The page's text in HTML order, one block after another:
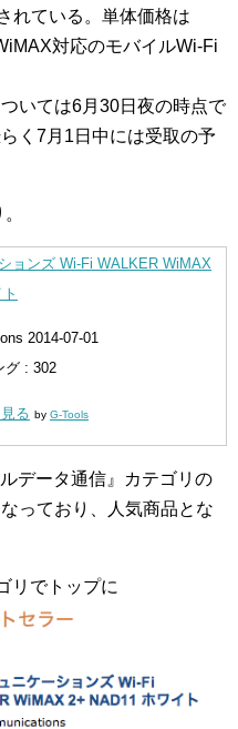
れている。単体価格は
対応のモバイルWi-Fi
いては6月30日夜の時点で
く7月1日中には受取の予
ョンズ Wi-Fi WALKER WiMAX
2014-07-01
グ : 302
る by G-Tools
データ通信』カテゴリの
っており、人気商品とな
リでトップに